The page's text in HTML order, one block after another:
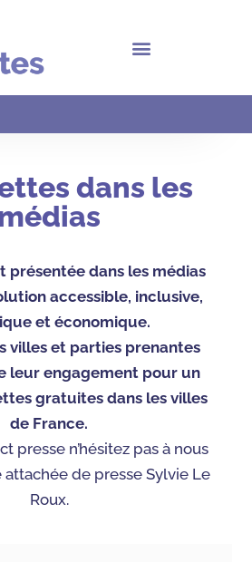
dans les
présentée dans les médias
accessible, inclusive,
et économique.
villes et parties prenantes
leur engagement pour un
gratuites dans les villes
de France.
presse n’hésitez pas à nous
de presse Sylvie Le
Roux.